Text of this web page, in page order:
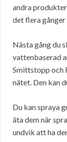
andra
det flera gånger
Nästa gång du
vattenbaserad
Smittstopp och
nätet. Den kan
Du kan spraya
äta dem när
undvik att ha